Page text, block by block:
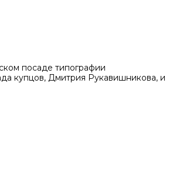
посаде типографии
купцов, Дмитрия Рукавишникова, и